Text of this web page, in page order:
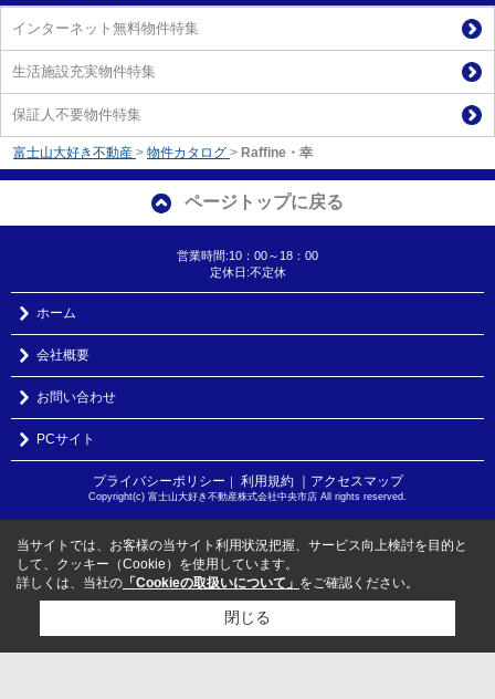
インターネット無料物件特集
生活施設充実物件特集
保証人不要物件特集
富士山大好き不動産 > 物件カタログ > Raffine・幸
ページトップに戻る
営業時間:10：00～18：00
定休日:不定休
ホーム
会社概要
お問い合わせ
PCサイト
プライバシーポリシー 利用規約 ｜アクセスマップ
Copyright(c) 富士山大好き不動産株式会社中央市店 All rights reserved.
当サイトでは、お客様の当サイト利用状況把握、サービス向上検討を目的と
して、クッキー（Cookie）を使用しています。
詳しくは、当社の 「Cookieの取扱いについて」 をご確認ください。
閉じる